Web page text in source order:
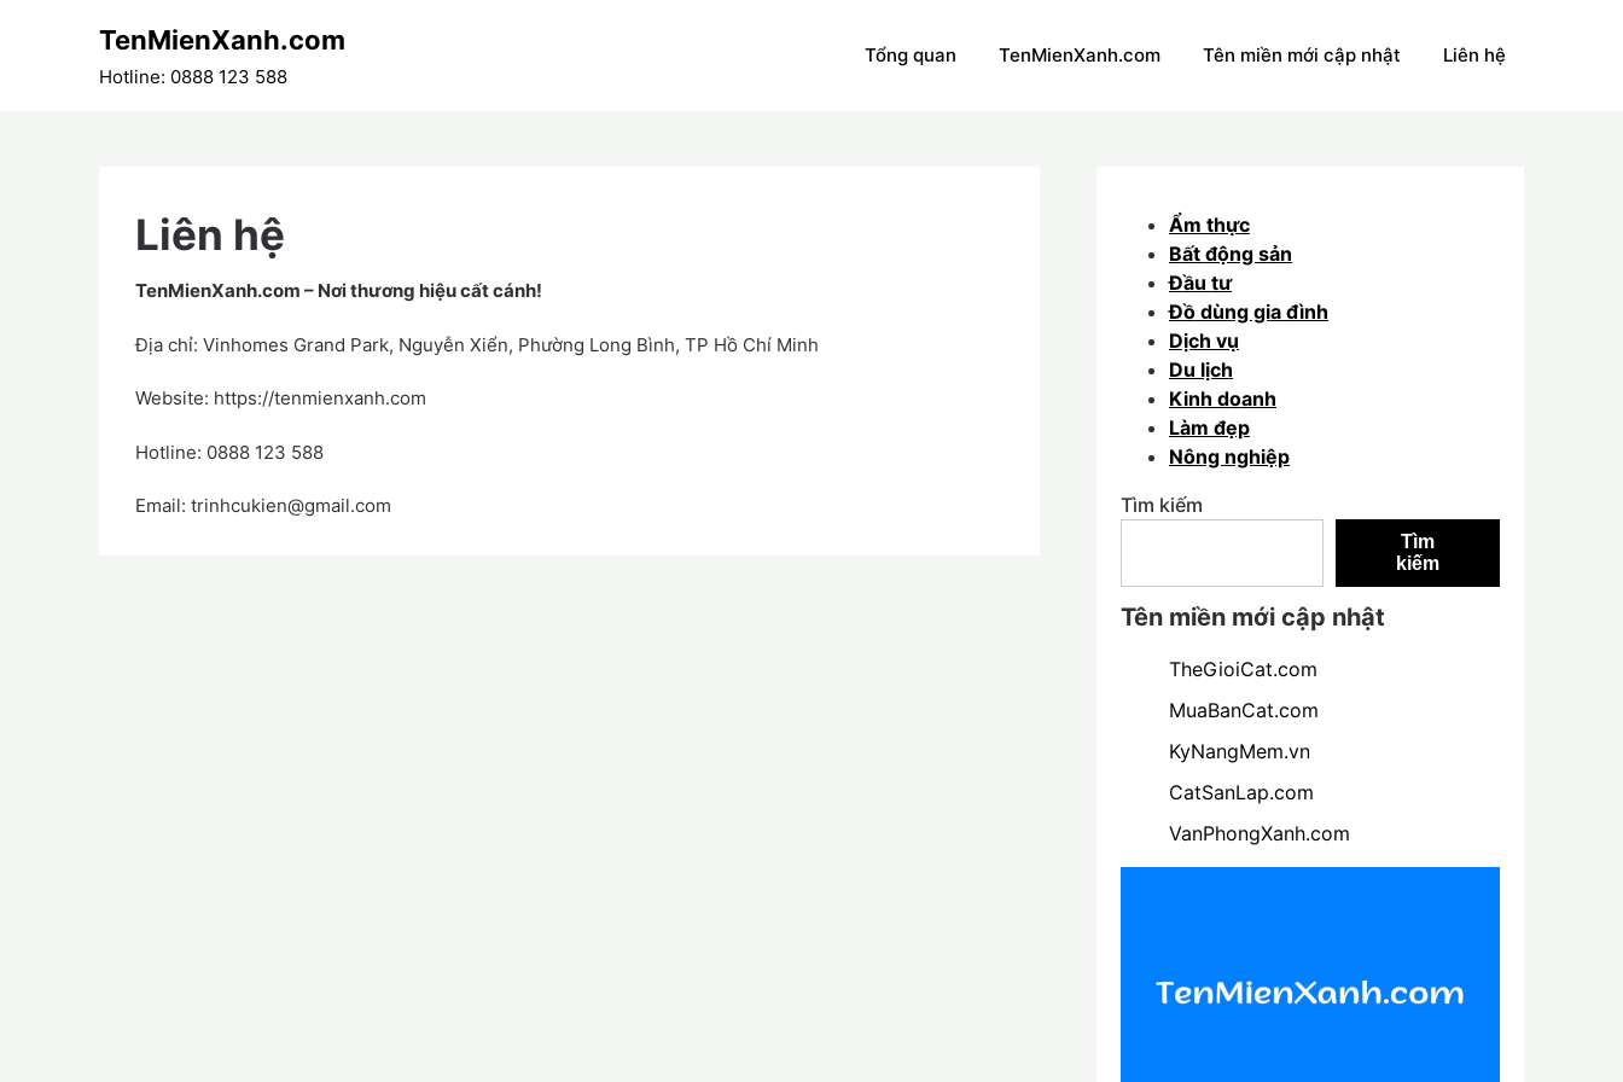
TenMienXanh.com
Hotline: 0888 123 588
Tổng quan TenMienXanh.com Tên miền mới cập nhật Liên hệ
Liên hệ
TenMienXanh.com – Nơi thương hiệu cất cánh!
Địa chỉ: Vinhomes Grand Park, Nguyễn Xiển, Phường Long Bình, TP Hồ Chí Minh
Website: https://tenmienxanh.com
Hotline: 0888 123 588
Email: trinhcukien@gmail.com
Ẩm thực
Bất động sản
Đầu tư
Đồ dùng gia đình
Dịch vụ
Du lịch
Kinh doanh
Làm đẹp
Nông nghiệp
Tìm kiếm
Tìm
kiếm
Tên miền mới cập nhật
TheGioiCat.com
MuaBanCat.com
KyNangMem.vn
CatSanLap.com
VanPhongXanh.com